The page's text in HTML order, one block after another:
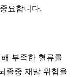
요합니다.
부족한 혈류를
졸중 재발 위험을